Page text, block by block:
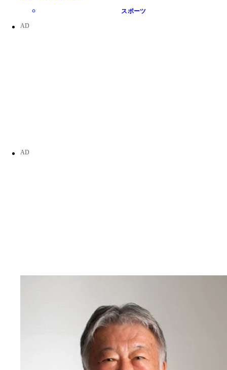
スポーツ